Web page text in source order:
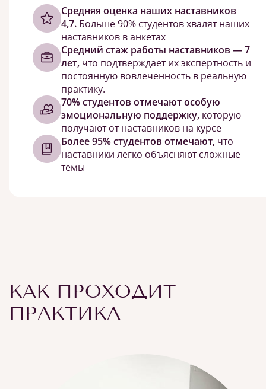
Cредняя оценка наших наставников
4,7. Больше 90% студентов хвалят наших
наставников в анкетах
Средний стаж работы наставников — 7
лет, что подтверждает их экспертность и
постоянную вовлеченность в реальную
практику.
70% студентов отмечают особую
эмоциональную поддержку, которую
получают от наставников на курсе
Более 95% студентов отмечают, что
наставники легко объясняют сложные
темы
КАК ПРОХОДИТ
ПРАКТИКА